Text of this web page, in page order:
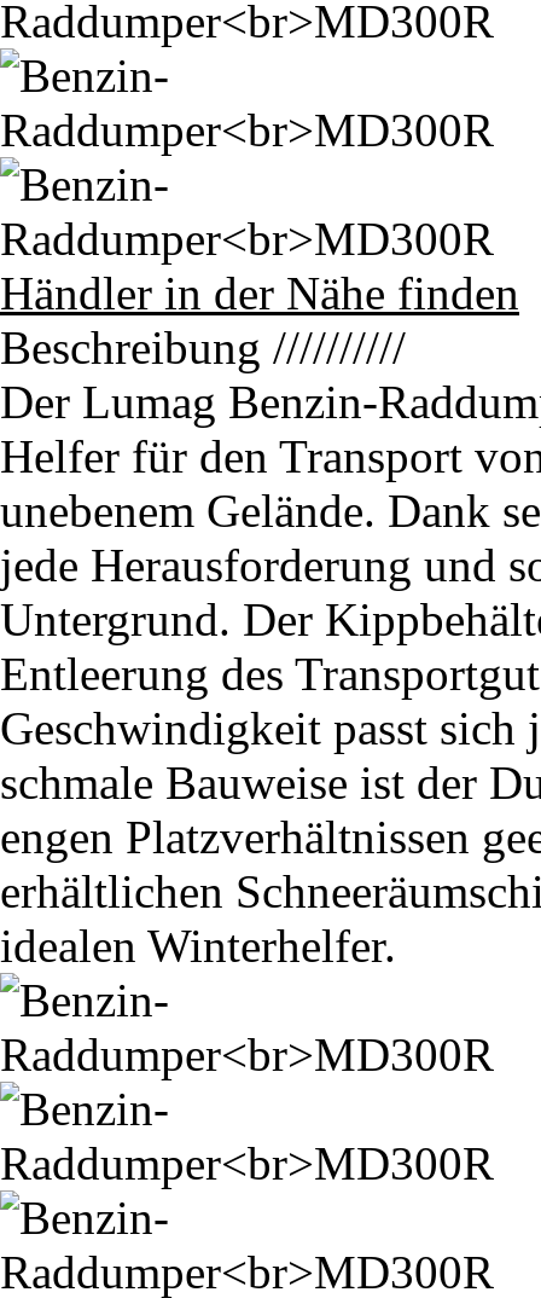
Händler in der Nähe finden
Beschreibung //////////
Der Lumag Benzin-
Helfer für den Transport
unebenem Gelände. Dank
jede Herausforderung und
Untergrund. Der
Entleerung des
Geschwindigkeit passt sich
schmale Bauweise ist der
engen Platzverhältnissen
erhältlichen
idealen Winterhelfer.